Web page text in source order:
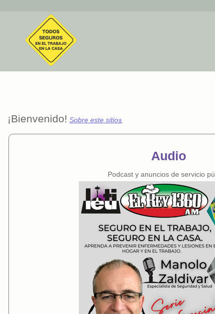
¡Bienvenido! Sobre este sitio±
Audio
Podcast y anuncios de servicio